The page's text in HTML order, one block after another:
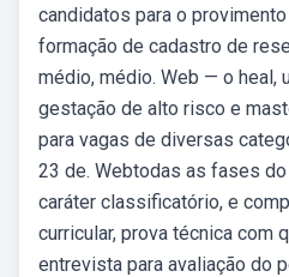
candidatos para o
formação de cadastro de
médio, médio. Web — o heal,
gestação de alto risco e
para vagas de diversas
23 de. Webtodas as fases
caráter classificatório, e
curricular, prova técnica com
entrevista para avaliação do